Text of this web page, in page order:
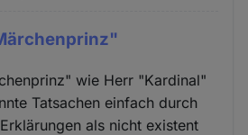
wie Herr "Kardinal"
Tatsachen einfach durch
als nicht existent